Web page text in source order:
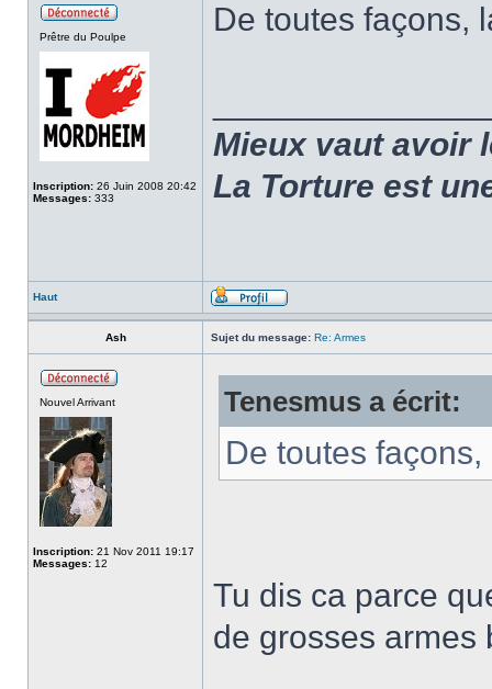
Prêtre du Poulpe
Inscription: 26 Juin 2008 20:42
Messages: 333
De toutes façons,
Mieux vaut avoir
La Torture est
Haut
Ash Sujet du message: Re: Armes
Nouvel Arrivant
Inscription: 21 Nov 2011 19:17
Messages: 12
Tenesmus a écrit:
De toutes
Tu dis ca parce
de grosses